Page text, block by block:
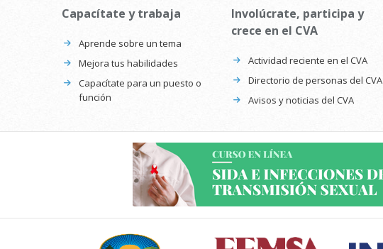
Capacítate y trabaja
Aprende sobre un tema
Mejora tus habilidades
Capacítate para un puesto o
función
Involúcrate, participa y
crece en el CVA
Actividad reciente en el CVA
Directorio de personas del CVA
Avisos y noticias del CVA